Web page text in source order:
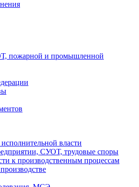
пожарной и промышленной
власти
СУОТ, трудовые споры
к производственным процессам